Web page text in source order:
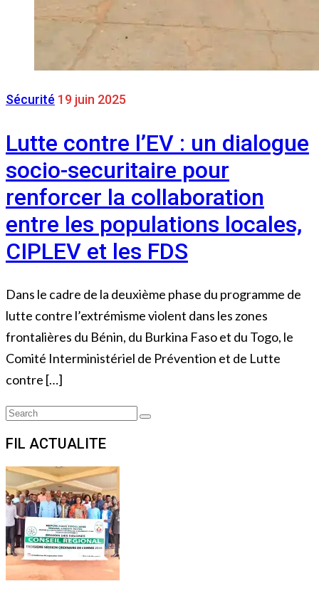
Sécurité 19 juin 2025
Lutte contre l’EV : un dialogue
socio-securitaire pour
renforcer la collaboration
entre les populations locales,
CIPLEV et les FDS
Dans le cadre de la deuxième phase du programme de
lutte contre l’extrémisme violent dans les zones
frontalières du Bénin, du Burkina Faso et du Togo, le
Comité Interministériel de Prévention et de Lutte
contre […]
Search
Search
FIL ACTUALITE